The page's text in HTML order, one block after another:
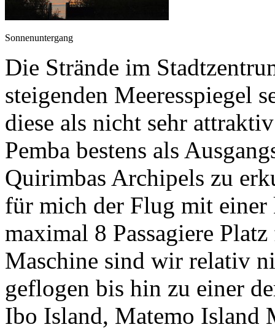
Sonnenuntergang
Die Strände im
steigenden Meeresspiegel
diese als nicht sehr
Pemba bestens als
Quirimbas Archipels zu
für mich der Flug mit einer
maximal 8 Passagiere
Maschine sind wir relativ
geflogen bis hin zu einer
Ibo Island, Matemo Island